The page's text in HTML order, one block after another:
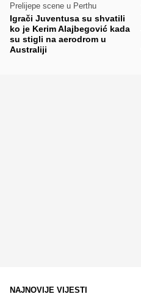
Prelijepe scene u Perthu
Igrači Juventusa su shvatili
ko je Kerim Alajbegović kada
su stigli na aerodrom u
Australiji
NAJNOVIJE VIJESTI